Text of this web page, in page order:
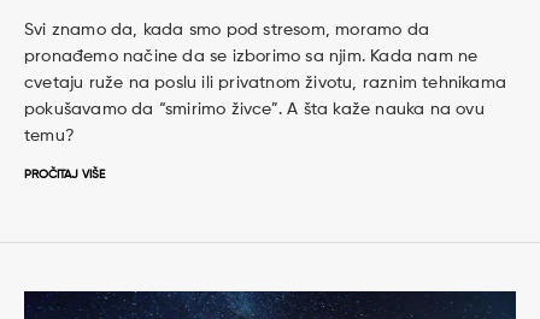
Svi znamo da, kada smo pod stresom, moramo da
pronađemo načine da se izborimo sa njim. Kada nam ne
cvetaju ruže na poslu ili privatnom životu, raznim tehnikama
pokušavamo da “smirimo živce”. A šta kaže nauka na ovu
temu?
PROČITAJ VIŠE